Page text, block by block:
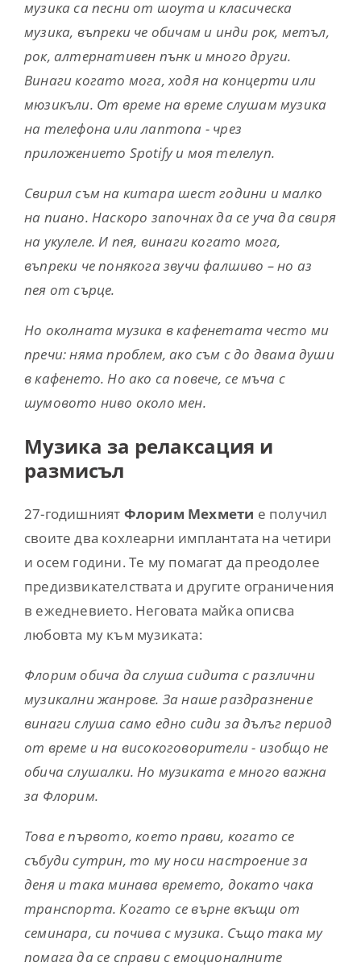
музика са песни от шоута и класическа
музика, въпреки че обичам и инди рок, метъл,
рок, алтернативен пънк и много други.
Винаги когато мога, ходя на концерти или
мюзикъли. От време на време слушам музика
на телефона или лаптопа - чрез
приложението Spotify и моя телелуп.
Свирил съм на китара шест години и малко
на пиано. Наскоро започнах да се уча да свиря
на укулеле. И пея, винаги когато мога,
въпреки че понякога звучи фалшиво – но аз
пея от сърце.
Но околната музика в кафенетата често ми
пречи: няма проблем, ако съм с до двама души
в кафенето. Но ако са повече, се мъча с
шумовото ниво около мен.
Музика за релаксация и
размисъл
27-годишният Флорим Мехмети е получил
своите два кохлеарни имплантата на четири
и осем години. Те му помагат да преодолее
предизвикателствата и другите ограничения
в ежедневието. Неговата майка описва
любовта му към музиката:
Флорим обича да слуша сидита с различни
музикални жанрове. За наше раздразнение
винаги слуша само едно сиди за дълъг период
от време и на високоговорители - изобщо не
обича слушалки. Но музиката е много важна
за Флорим.
Това е първото, което прави, когато се
събуди сутрин, то му носи настроение за
деня и така минава времето, докато чака
транспорта. Когато се върне вкъщи от
семинара, си почива с музика. Също така му
помага да се справи с емоционалните